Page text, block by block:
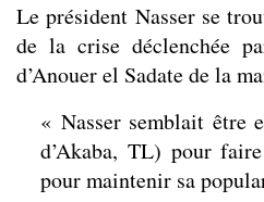
Le président Nasser se
de la crise déclenchée
d’Anouer el Sadate de la
« Nasser semblait être
d’Akaba, TL) pour
pour maintenir sa